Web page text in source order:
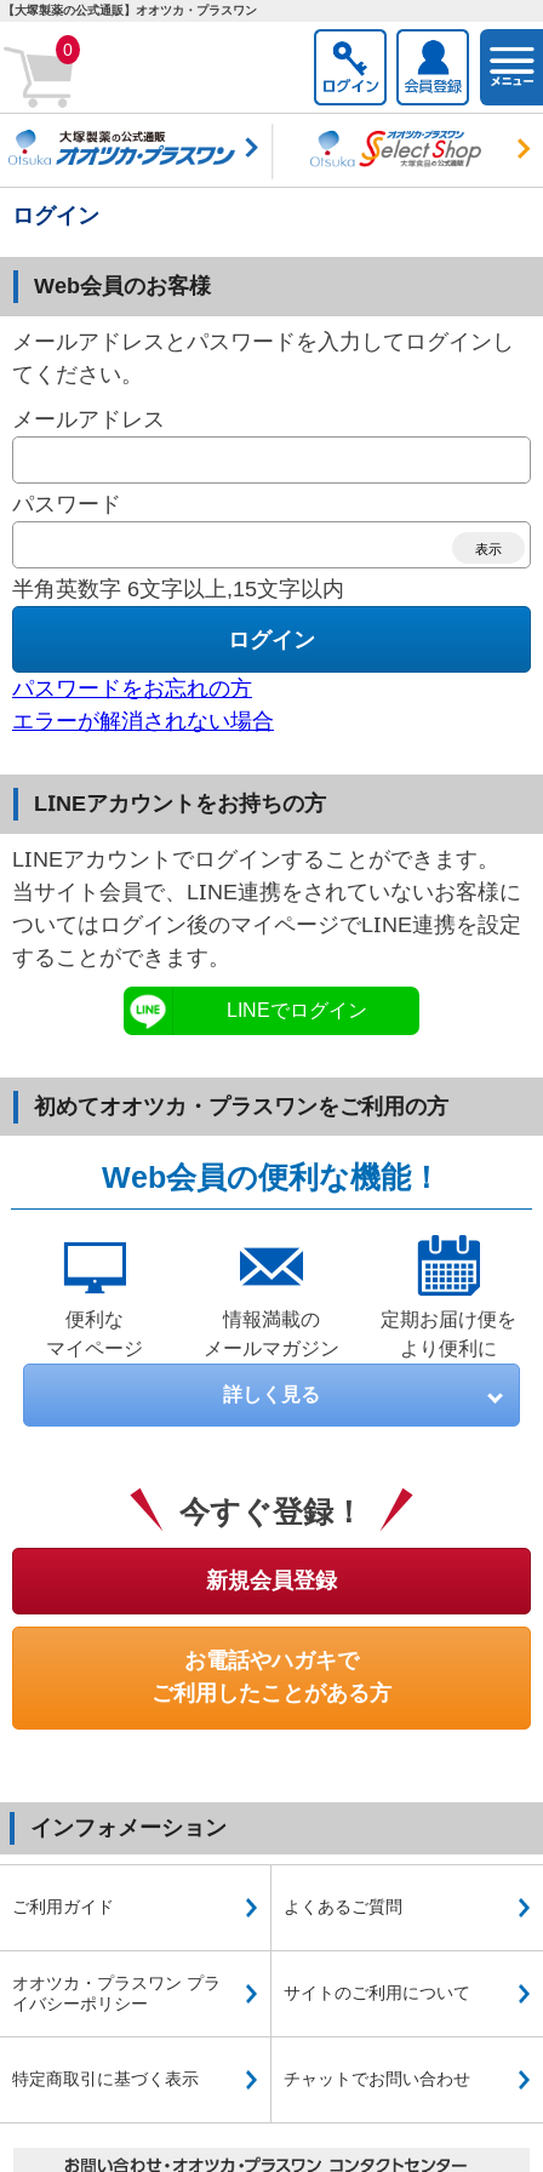
【大塚製薬の公式通販】オオツカ・プラスワン
0
ログイン
Web会員のお客様
メールアドレスとパスワードを入力してログインし
てください。
メールアドレス
パスワード
表示
半角英数字 6文字以上,15文字以内
パスワードをお忘れの方
エラーが解消されない場合
LINEアカウントをお持ちの方
LINEアカウントでログインすることができます。
当サイト会員で、LINE連携をされていないお客様に
ついてはログイン後のマイページでLINE連携を設定
することができます。
LINEでログイン
初めてオオツカ・プラスワンをご利用の方
Web会員の便利な機能！
便利な
マイページ
情報満載の
メールマガジン
定期お届け便を
より便利に
詳しく見る
今すぐ登録！
お電話やハガキで
ご利用したことがある方
インフォメーション
ご利用ガイド よくあるご質問
オオツカ・プラスワン プラ
イバシーポリシー
サイトのご利用について
特定商取引に基づく表示 チャットでお問い合わせ